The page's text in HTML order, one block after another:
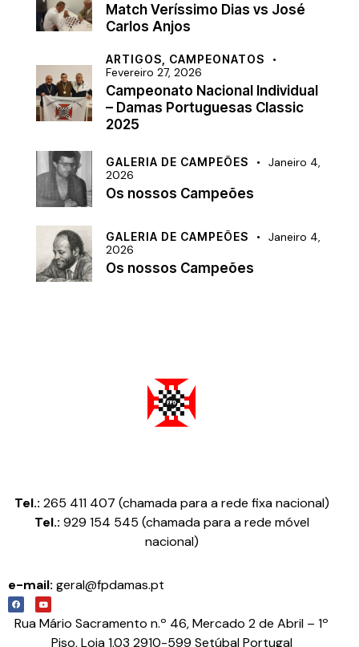
Match Veríssimo Dias vs José
Carlos Anjos
ARTIGOS, CAMPEONATOS
Fevereiro 27, 2026
Campeonato Nacional Individual
– Damas Portuguesas Classic
2025
GALERIA DE CAMPEÕES
Janeiro 4,
2026
Os nossos Campeões
GALERIA DE CAMPEÕES
Janeiro 4,
2026
Os nossos Campeões
Tel.: 265 411 407 (chamada para a rede fixa nacional)
Tel.: 929 154 545 (chamada para a rede móvel
nacional)
e-mail: geral@fpdamas.pt
Rua Mário Sacramento n.º 46, Mercado 2 de Abril – 1º
Piso, Loja 1.03 2910-599 Setúbal Portugal